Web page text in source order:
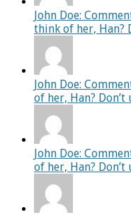
John Doe:
think of her, Han?
John Doe:
of her, Han?
John Doe:
of her, Han?